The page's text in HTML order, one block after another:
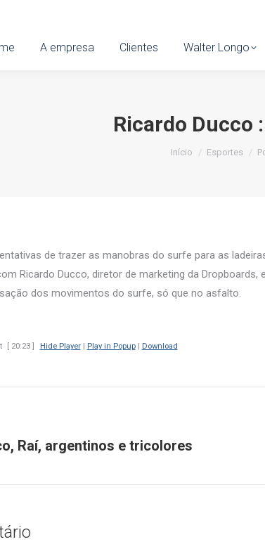
A empresa Clientes Walter Longo
Ricardo Ducco
Você está aqui:
Início Esportes
de trazer as manobras do surfe para as
Ricardo Ducco, diretor de marketing da
dos movimentos do surfe, só que no asfalto.
[ 20:23 ] Hide Player| Play in Popup| Download
Raí, argentinos e tricolores
A empresa Clientes Walter Longo